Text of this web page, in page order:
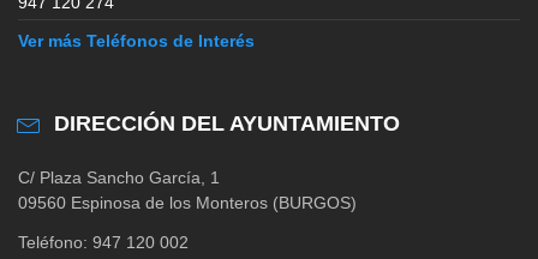
Ver más Teléfonos de Interés
DIRECCIÓN DEL AYUNTAMIENTO
C/ Plaza Sancho García, 1
09560 Espinosa de los Monteros (BURGOS)
Teléfono: 947 120 002